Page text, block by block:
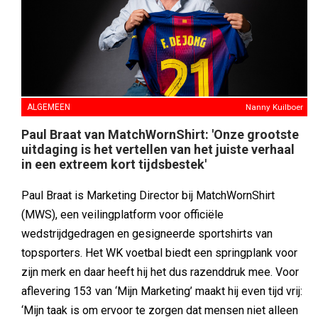
ALGEMEEN Nanny Kuilboer
Paul Braat van MatchWornShirt: 'Onze grootste
uitdaging is het vertellen van het juiste verhaal
in een extreem kort tijdsbestek'
Paul Braat is Marketing Director bij MatchWornShirt
(MWS), een veilingplatform voor officiële
wedstrijdgedragen en gesigneerde sportshirts van
topsporters. Het WK voetbal biedt een springplank voor
zijn merk en daar heeft hij het dus razenddruk mee. Voor
aflevering 153 van ‘Mijn Marketing’ maakt hij even tijd vrij:
‘Mijn taak is om ervoor te zorgen dat mensen niet alleen